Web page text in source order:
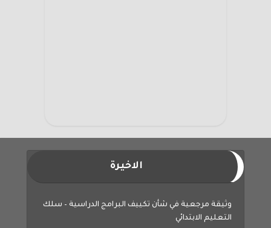
الاخيرة
وثيقة مرجعية في شأن تكييف البرامج الدراسية – سلك
التعليم الابتدائي